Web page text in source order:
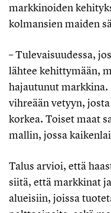
markkinoiden
kolmansien maiden
– Tulevaisuudessa,
lähtee kehittymään,
hajautunut markkina.
vihreään vetyyn,
korkea. Toiset maat
mallin, jossa
Talus arvioi, että
siitä, että markkinat
alueisiin, joissa